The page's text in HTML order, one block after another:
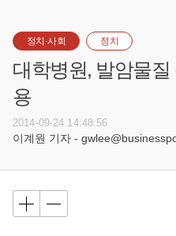
정치·사회 정치
대학병원, 발암물
용
2014-09-24 14:48:56
이계원 기자 -